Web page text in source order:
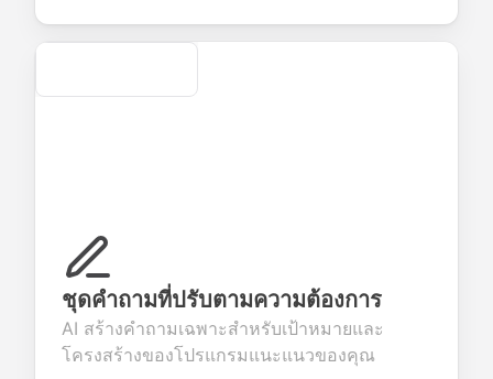
Secure
ชุดคำถามที่ปรับตามความต้องการ
AI สร้างคำถามเฉพาะสำหรับเป้าหมายและ
โครงสร้างของโปรแกรมแนะแนวของคุณ